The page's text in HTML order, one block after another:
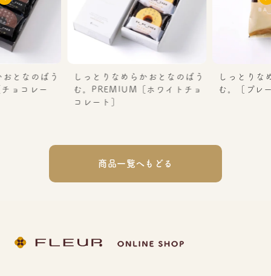
となのばう
ョコレー
しっとりなめらかおとなのばう
む。PREMIUM［ホワイトチョ
コレート］
しっとりな
む。［プレ
商品一覧へもどる